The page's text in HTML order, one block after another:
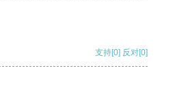
支持[0] 反对[0]